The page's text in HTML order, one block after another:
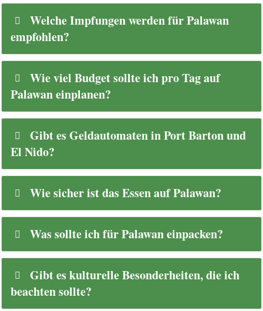
Welche Impfungen werden für Palawan
empfohlen?
Wie viel Budget sollte ich pro Tag auf
Palawan einplanen?
Gibt es Geldautomaten in Port Barton und
El Nido?
Wie sicher ist das Essen auf Palawan?
Was sollte ich für Palawan einpacken?
Gibt es kulturelle Besonderheiten, die ich
beachten sollte?